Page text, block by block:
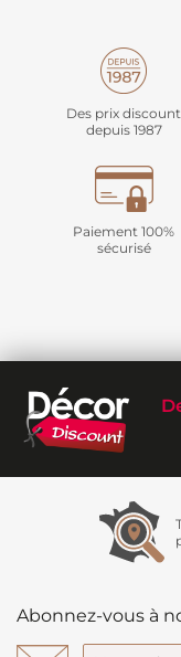
Des prix discount
depuis 1987
Paiement 100%
sécurisé
Abonnez-vous à